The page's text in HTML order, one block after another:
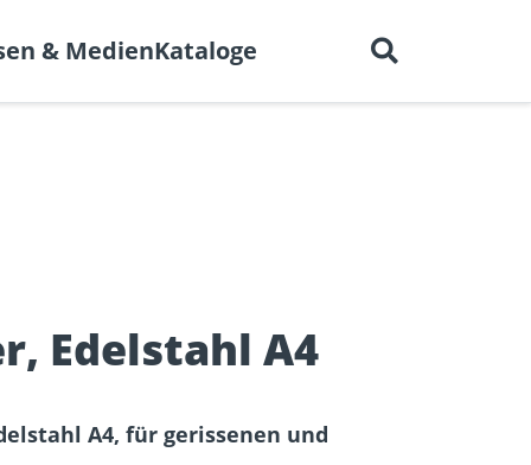
Deutsch
& MedienKataloge
Edelstahl A4
A4, für gerissenen und